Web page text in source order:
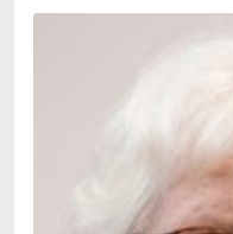
Abbey, Kieran
Abgarjan, Narine